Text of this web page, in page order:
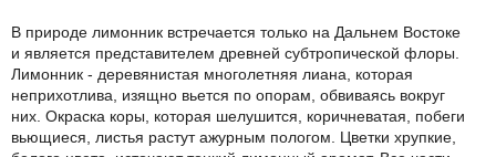
В природе лимонник встречается только на Дальнем Востоке
и является представителем древней субтропической флоры.
Лимонник - деревянистая многолетняя лиана, которая
неприхотлива, изящно вьется по опорам, обвиваясь вокруг
них. Окраска коры, которая шелушится, коричневатая, побеги
вьющиеся, листья растут ажурным пологом. Цветки хрупкие,